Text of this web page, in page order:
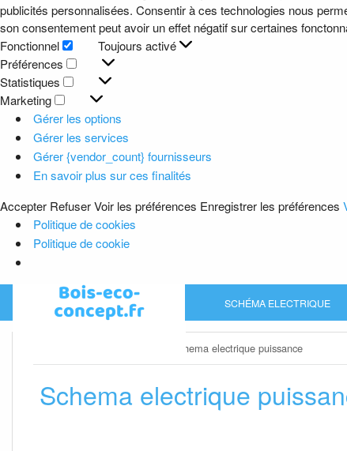
publicités personnalisées. Consentir à ces technologies nous
son consentement peut avoir un effet négatif sur certaines
Fonctionnel
Fonctionnel
Toujours activé
Préférences
Préférences
Statistiques
Statistiques
Marketing
Marketing
Gérer les options
Gérer les services
Gérer {vendor_count} fournisseurs
En savoir plus sur ces finalités
Accepter RefuserVoir les préférences Enregistrer les préférences
Politique de cookies
Politique de cookie
SCHÉMA ELECTRIQUE
Schema electrique puissance
Schema electrique